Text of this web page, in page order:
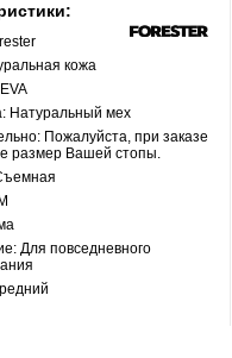
кожа
EVA
Натуральный мех
Пожалуйста, при заказе
размер Вашей стопы.
M
Для повседневного